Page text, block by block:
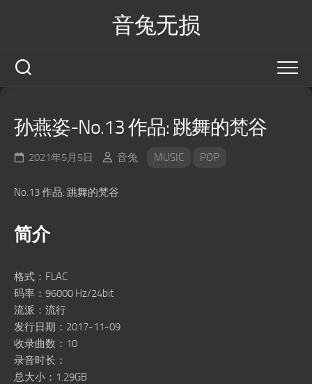
音兔无损
孙燕姿-No.13 作品: 跳舞的梵谷
2021年5月5日 音兔 MUSIC POP
No.13 作品: 跳舞的梵谷
简介
格式：FLAC
码率：96000 Hz/24bit
流派：流行
发行日期：2017-11-09
收录曲数：10
录音时长：
总大小：1.29GB